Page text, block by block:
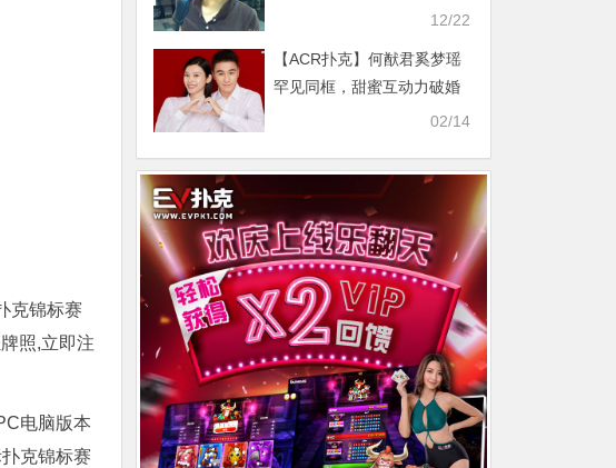
克锦标赛
照,立即注
电脑版本
克锦标赛
12/22
【ACR扑克】何猷君奚梦瑶
罕见同框，甜蜜互动力破婚
02/14